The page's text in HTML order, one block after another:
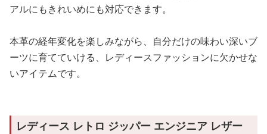
アルにもきれいめにも対応できます。
本革の経年変化を楽しみながら、自分だけの味わい深いブ
ーツに育てていける、レディースファッションに欠かせな
いアイテムです。
レディース レトロ ジッパー エンジニア レザー